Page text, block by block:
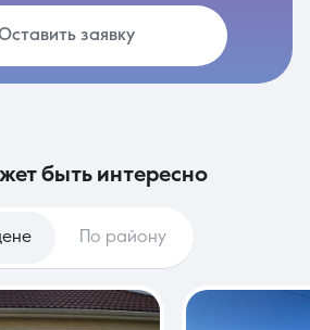
заявку
быть интересно
По району